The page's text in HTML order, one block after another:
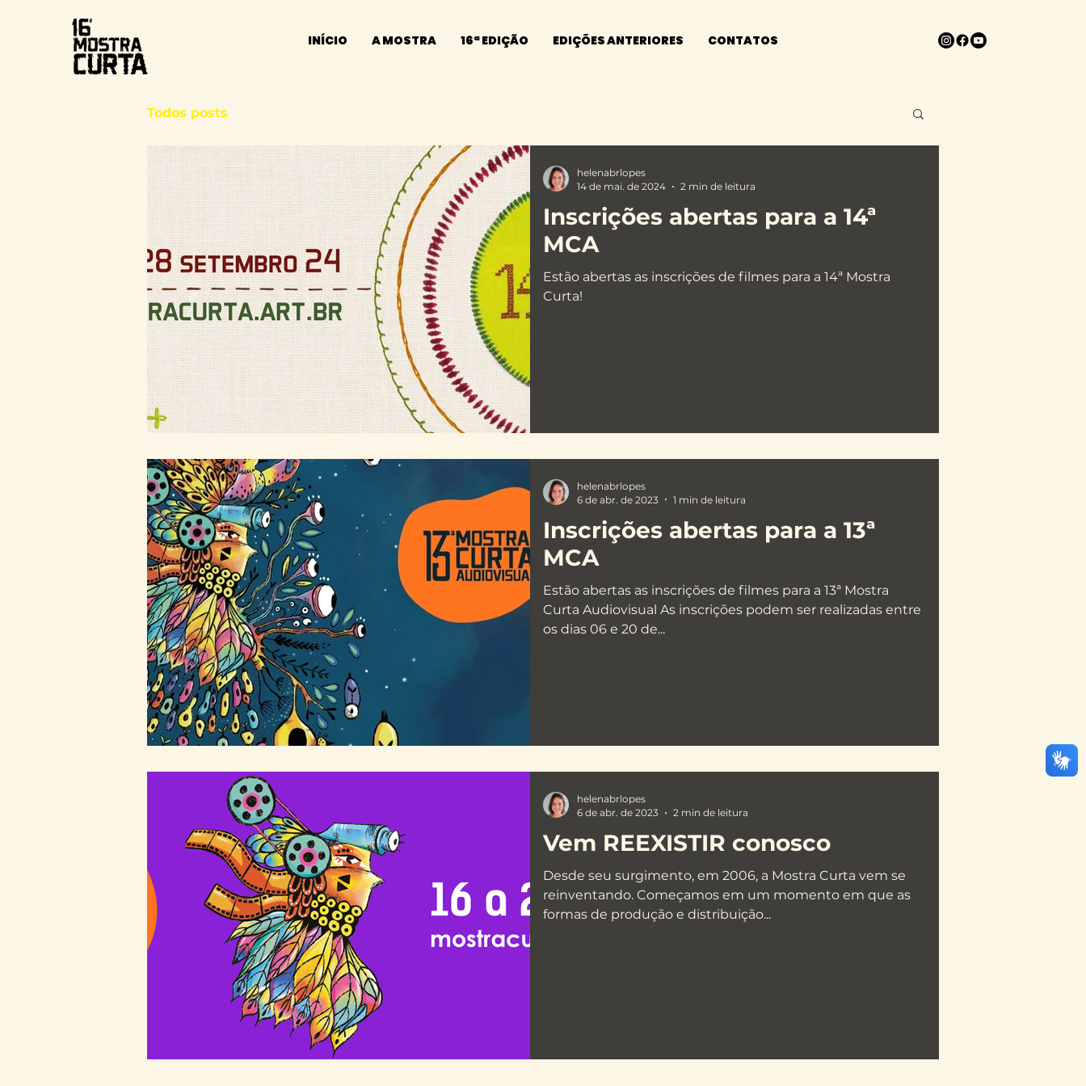
INÍCIO A MOSTRA 16ª EDIÇÃO EDIÇÕES ANTERIORES CONTATOS
Todos posts
Inscrições abertas para a 14ª
MCA
Estão abertas as inscrições de filmes para a 14ª Mostra
Curta!
helenabrlopes
14 de mai. de 2024
2 min de leitura
Inscrições abertas para a 13ª
MCA
Estão abertas as inscrições de filmes para a 13ª Mostra
Curta Audiovisual As inscrições podem ser realizadas entre
os dias 06 e 20 de...
helenabrlopes
6 de abr. de 2023
1 min de leitura
Vem REEXISTIR conosco
Desde seu surgimento, em 2006, a Mostra Curta vem se
reinventando. Começamos em um momento em que as
formas de produção e distribuição...
helenabrlopes
6 de abr. de 2023
2 min de leitura